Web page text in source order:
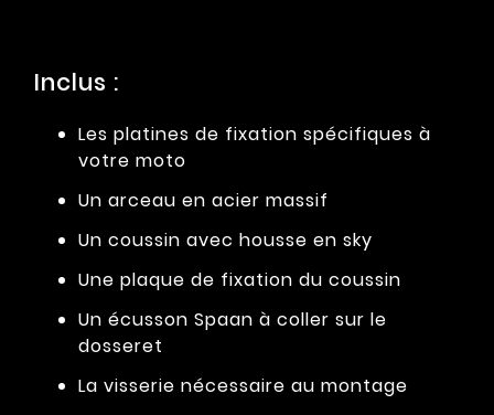
Inclus :
Les platines de fixation spécifiques à
votre moto
Un arceau en acier massif
Un coussin avec housse en sky
Une plaque de fixation du coussin
Un écusson Spaan à coller sur le
dosseret
La visserie nécessaire au montage